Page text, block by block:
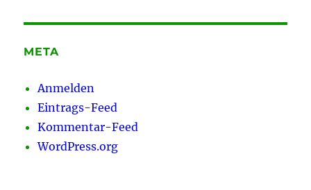
META
Anmelden
Eintrags-Feed
Kommentar-Feed
WordPress.org